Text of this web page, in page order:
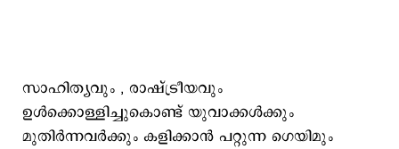
സാഹിത്യവും , രാഷ്ട്രീയവും
ഉൾക്കൊള്ളിച്ചുകൊണ്ട് യുവാക്കൾക്കും
മുതിർന്നവർക്കും കളിക്കാൻ പറ്റുന്ന ഗെയിമും